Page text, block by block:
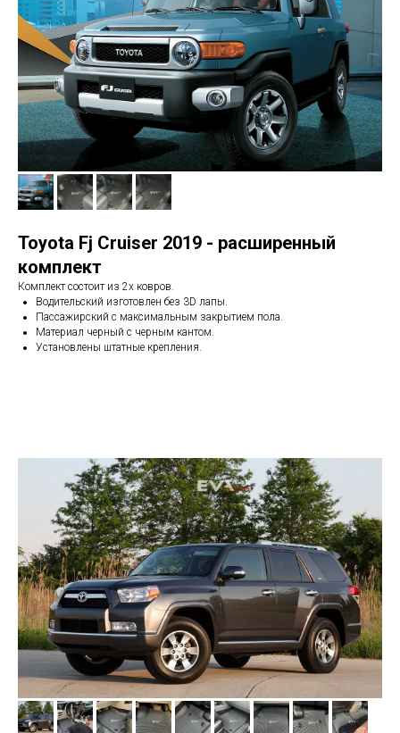
Toyota Fj Cruiser 2019 - расширенный
комплект
Комплект состоит из 2х ковров.
Водительский изготовлен без 3D лапы.
Пассажирский с максимальным закрытием пола.
Материал черный с черным кантом.
Установлены штатные крепления.